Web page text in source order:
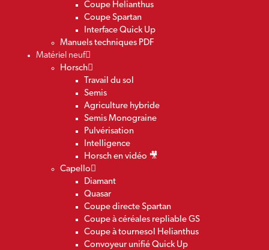
Coupe Helianthus
Coupe Spartan
Interface Quick Up
Manuels techniques PDF
Matériel neuf
Horsch
Travail du sol
Semis
Agriculture hybride
Semis Monograine
Pulvérisation
Intelligence
Horsch en vidéo 🎥
Capello
Diamant
Quasar
Coupe directe Spartan
Coupe à céréales repliable GS
Coupe à tournesol Helianthus
Convoyeur unifié Quick Up